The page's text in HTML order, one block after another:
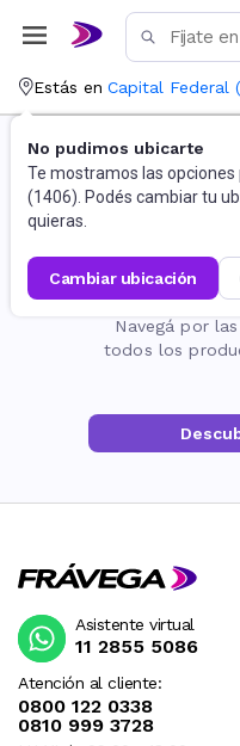
Estás en Capital Federal
No pudimos ubicarte
Te mostramos las opciones
(1406). Podés cambiar tu
quieras.
cambiar ubicación
La
Navegá por
todos los
Atención al cliente:
0800 122 0338
0810 999 3728
Asistente virtual
11 2855 5086